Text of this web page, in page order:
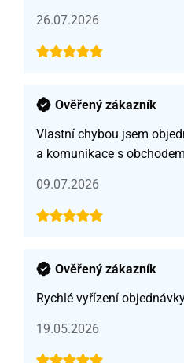
26.07.2026
Ověřený zákazník
Vlastní chybou jsem
a komunikace s
09.07.2026
Ověřený zákazník
Rychlé vyřízení
19.05.2026